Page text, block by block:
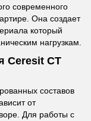
современного
Она создает
который
нагрузкам.
Ceresit CT
составов
от
Для работы с